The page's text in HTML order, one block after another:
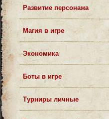
Квесты в игре
Легионы (кланы)
Виллы и замки
Разное
Корабел
Гастат
Триарий
Салий
Арверн
Гельвет
Друид
Развитие персонажа
Боевые умения
Параметры
Достижения
Как проводить бои
Виды боёв в игре
Бонусы/пенальти
Магия в игре
Магия путей
Света и тьмы
Высшая магия
Экономика
Виды заработка
Курс фермера
Предметы
Боты в игре
Ополченцы
Разбойники
Клоны
Турниры личные
Государственный